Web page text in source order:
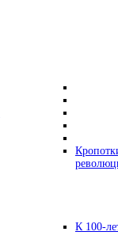
К 100-